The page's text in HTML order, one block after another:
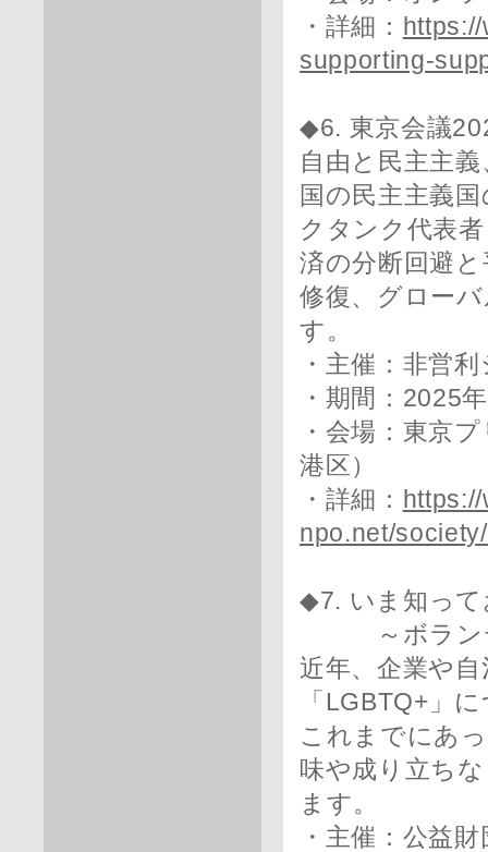
・詳細：
supporting-
◆6. 東京会議
自由と民主主
国の民主主義
クタンク代表
済の分断回避
修復、グロー
す。
・主催：非営
・期間：2025
・会場：東京
港区）
・詳細：
npo.net/
◆7. いま知って
～ボランテ
近年、企業や
「LGBTQ+」
これまでにあ
味や成り立ち
ます。
・主催：公益